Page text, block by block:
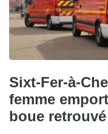
Sixt-Fer-à-
femme
boue retrouvé